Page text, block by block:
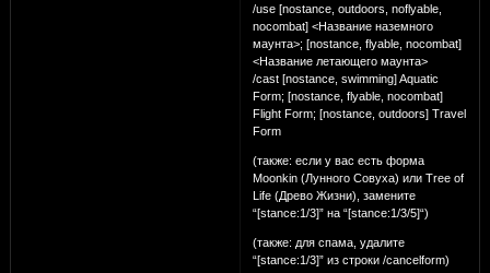
/use [nostance, outdoors, noflyable,
nocombat] <Название наземного
маунта>; [nostance, flyable, nocombat]
<Название летающего маунта>
/cast [nostance, swimming] Aquatic
Form; [nostance, flyable, nocombat]
Flight Form; [nostance, outdoors] Travel
Form
(также: если у вас есть форма
Moonkin (Лунного Совуха) или Tree of
Life (Древо Жизни), замените
“[stance:1/3]” на “[stance:1/3/5]“)
(также: для спама, удалите
“[stance:1/3]” из строки /cancelform)